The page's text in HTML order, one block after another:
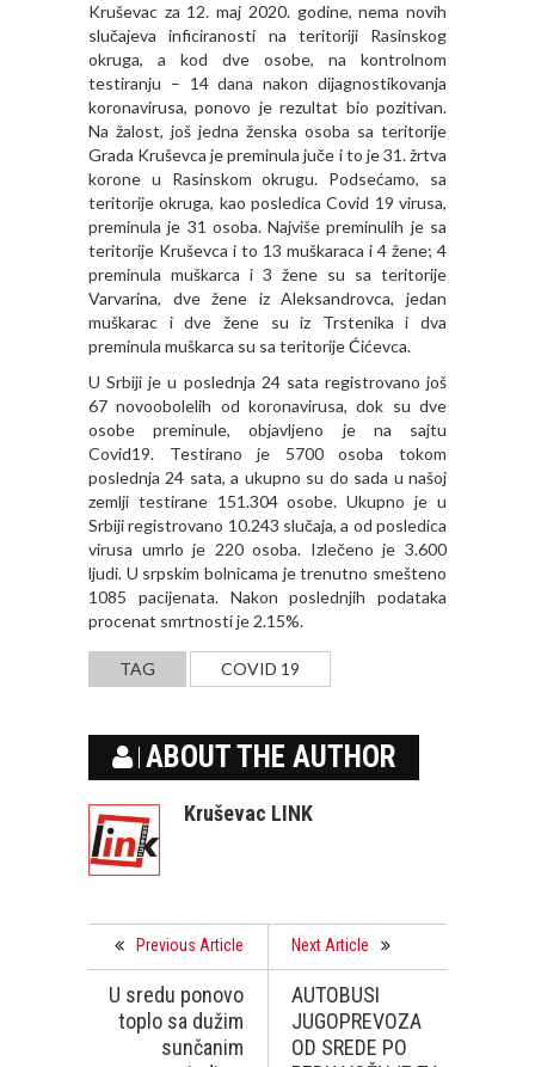
Kruševac za 12. maj 2020. godine, nema novih
slučajeva inficiranosti na teritoriji Rasinskog
okruga, a kod dve osobe, na kontrolnom
testiranju – 14 dana nakon dijagnostikovanja
koronavirusa, ponovo je rezultat bio pozitivan.
Na žalost, još jedna ženska osoba sa teritorije
Grada Kruševca je preminula juče i to je 31. žrtva
korone u Rasinskom okrugu. Podsećamo, sa
teritorije okruga, kao posledica Covid 19 virusa,
preminula je 31 osoba. Najviše preminulih je sa
teritorije Kruševca i to 13 muškaraca i 4 žene; 4
preminula muškarca i 3 žene su sa teritorije
Varvarina, dve žene iz Aleksandrovca, jedan
muškarac i dve žene su iz Trstenika i dva
preminula muškarca su sa teritorije Ćićevca.
U Srbiji je u poslednja 24 sata registrovano još
67 novoobolelih od koronavirusa, dok su dve
osobe preminule, objavljeno je na sajtu
Covid19. Testirano je 5700 osoba tokom
poslednja 24 sata, a ukupno su do sada u našoj
zemlji testirane 151.304 osobe. Ukupno je u
Srbiji registrovano 10.243 slučaja, a od posledica
virusa umrlo je 220 osoba. Izlečeno je 3.600
ljudi. U srpskim bolnicama je trenutno smešteno
1085 pacijenata. Nakon poslednjih podataka
procenat smrtnosti je 2.15%.
TAG COVID 19
ABOUT THE AUTHOR
Kruševac LINK
Previous Article
U sredu ponovo
toplo sa dužim
sunčanim
Next Article
AUTOBUSI
JUGOPREVOZA
OD SREDE PO